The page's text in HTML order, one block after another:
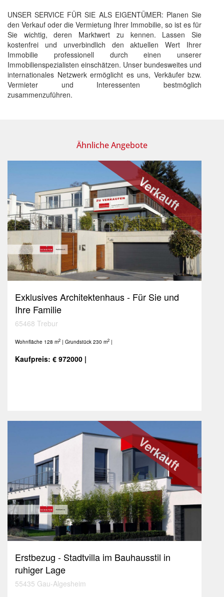
UNSER SERVICE FÜR SIE ALS EIGENTÜMER: Planen Sie
den Verkauf oder die Vermietung Ihrer Immobilie, so ist es für
Sie wichtig, deren Marktwert zu kennen. Lassen Sie
kostenfrei und unverbindlich den aktuellen Wert Ihrer
Immobilie professionell durch einen unserer
Immobilienspezialisten einschätzen. Unser bundesweites und
internationales Netzwerk ermöglicht es uns, Verkäufer bzw.
Vermieter und Interessenten bestmöglich
zusammenzuführen.
Ähnliche Angebote
Verkauft
Exklusives Architektenhaus - Für Sie und
Ihre Familie
65468 Trebur
Wohnfläche 128 m2 | Grundstück 230 m2 |
Kaufpreis: € 972000 |
Verkauft
Erstbezug - Stadtvilla im Bauhausstil in
ruhiger Lage
55435 Gau-Algesheim